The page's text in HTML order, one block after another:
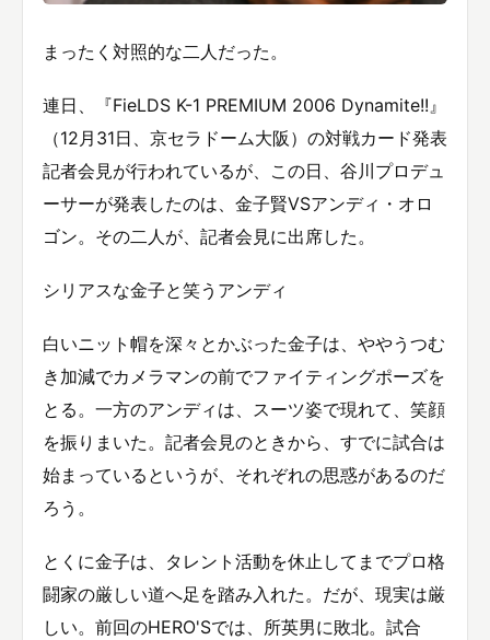
まったく対照的な二人だった。
連日、『FieLDS K-1 PREMIUM 2006 Dynamite!!』
（12月31日、京セラドーム大阪）の対戦カード発表
記者会見が行われているが、この日、谷川プロデュ
ーサーが発表したのは、金子賢VSアンディ・オロ
ゴン。その二人が、記者会見に出席した。
シリアスな金子と笑うアンディ
白いニット帽を深々とかぶった金子は、ややうつむ
き加減でカメラマンの前でファイティングポーズを
とる。一方のアンディは、スーツ姿で現れて、笑顔
を振りまいた。記者会見のときから、すでに試合は
始まっているというが、それぞれの思惑があるのだ
ろう。
とくに金子は、タレント活動を休止してまでプロ格
闘家の厳しい道へ足を踏み入れた。だが、現実は厳
しい。前回のHERO'Sでは、所英男に敗北。試合